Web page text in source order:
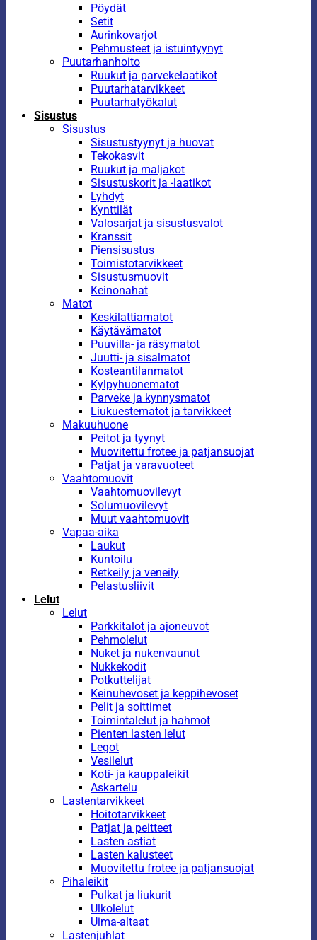
Pöydät
Setit
Aurinkovarjot
Pehmusteet ja istuintyynyt
Puutarhanhoito
Ruukut ja parvekelaatikot
Puutarhatarvikkeet
Puutarhatyökalut
Sisustus
Sisustus
Sisustustyynyt ja huovat
Tekokasvit
Ruukut ja maljakot
Sisustuskorit ja -laatikot
Lyhdyt
Kynttilät
Valosarjat ja sisustusvalot
Kranssit
Piensisustus
Toimistotarvikkeet
Sisustusmuovit
Keinonahat
Matot
Keskilattiamatot
Käytävämatot
Puuvilla- ja räsymatot
Juutti- ja sisalmatot
Kosteantilanmatot
Kylpyhuonematot
Parveke ja kynnysmatot
Liukuestematot ja tarvikkeet
Makuuhuone
Peitot ja tyynyt
Muovitettu frotee ja patjansuojat
Patjat ja varavuoteet
Vaahtomuovit
Vaahtomuovilevyt
Solumuovilevyt
Muut vaahtomuovit
Vapaa-aika
Laukut
Kuntoilu
Retkeily ja veneily
Pelastusliivit
Lelut
Lelut
Parkkitalot ja ajoneuvot
Pehmolelut
Nuket ja nukenvaunut
Nukkekodit
Potkuttelijat
Keinuhevoset ja keppihevoset
Pelit ja soittimet
Toimintalelut ja hahmot
Pienten lasten lelut
Legot
Vesilelut
Koti- ja kauppaleikit
Askartelu
Lastentarvikkeet
Hoitotarvikkeet
Patjat ja peitteet
Lasten astiat
Lasten kalusteet
Muovitettu frotee ja patjansuojat
Pihaleikit
Pulkat ja liukurit
Ulkolelut
Uima-altaat
Lastenjuhlat